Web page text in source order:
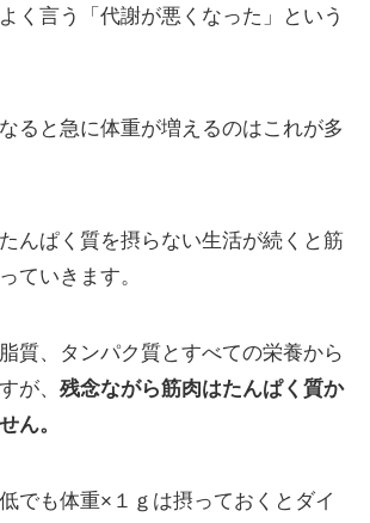
く言う「代謝が悪くなった」という
ると急に体重が増えるのはこれが多
んぱく質を摂らない生活が続くと筋
ていきます。
質、タンパク質とすべての栄養から
が、 残念ながら筋肉はたんぱく質か
ん。
でも体重×１ｇは摂っておくとダイ